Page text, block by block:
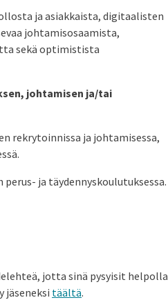
ja asiakkaista, digitaalisten
johtamisosaamista,
sekä optimistista
johtamisen ja/tai
rekrytoinnissa ja johtamisessa,
ja täydennyskoulutuksessa.
jotta sinä pysyisit helpolla
jäseneksi täältä.